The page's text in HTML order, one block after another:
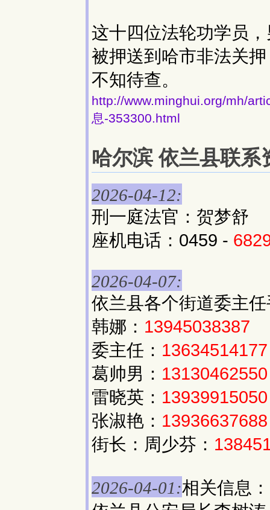
这十四位法轮功学员
被押送到哈市非法关
不知待查。
http://www.minghui.org/mh/
息-353300.html
哈尔滨 依兰县联系
2026-04-12:
刑一庭法官：贺梦舒
座机电话：0459 -
2026-04-07:
依兰县各个街道委主
韩娜： 13945038387
委主任： 13634514177
葛帅男： 13130462550
雷晓英： 13939915050
张淑艳： 13936637688
街长：周少芬：
2026-04-01:相关信息：